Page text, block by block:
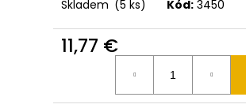
Skladem (5 ks) Kód: 3450
11,77 €
Jednotková